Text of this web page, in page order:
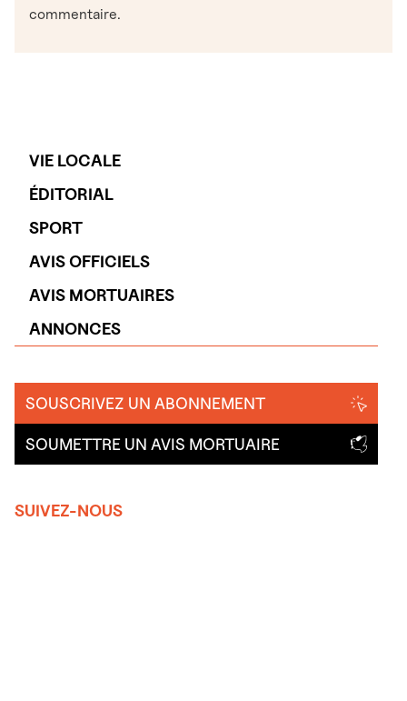
VIE LOCALE
ÉDITORIAL
SPORT
AVIS OFFICIELS
AVIS MORTUAIRES
ANNONCES
SOUSCRIVEZ UN ABONNEMENT
SOUMETTRE UN AVIS MORTUAIRE
SUIVEZ-NOUS
commentaire.